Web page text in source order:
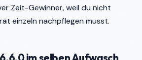
Zeit-Gewinner, weil du nicht
einzeln nachpflegen musst.